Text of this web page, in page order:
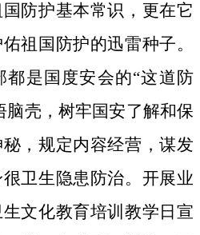
防护基本常识，更在它
祖国防护的迅雷种子。
都是国度安会的“这道防
脑壳，树牢国安了解和保
，规定内容经营，谋发
卫生隐患防治。开展业
文化教育培训教学日宣